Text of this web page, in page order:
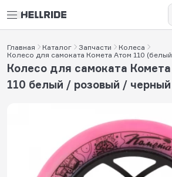
Главная Каталог Запчасти
Колеса
Колесо для самоката Комета Атом 110
Колесо для самоката
110 белый / розовый / черный